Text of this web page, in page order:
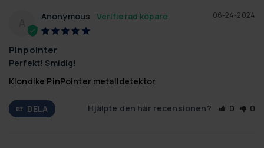
06-24-2024
Anonymous
Pinpointer
Perfekt! Smidig!
Klondike PinPointer metalldetektor
DELA Hjälpte den här recensionen? 0 0